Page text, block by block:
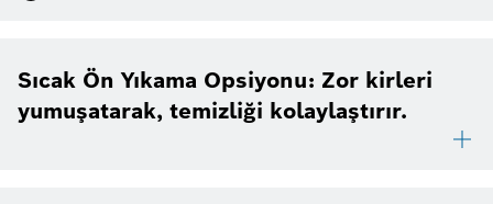
Sıcak Ön Yıkama Opsiyonu: Zor kirleri
yumuşatarak, temizliği kolaylaştırır.